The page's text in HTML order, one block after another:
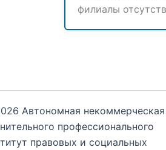
филиалы
Автономная некоммерческая
профессионального
правовых и социальных